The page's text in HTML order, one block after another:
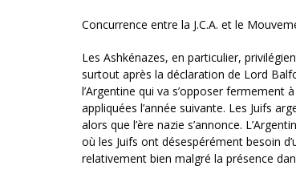
Concurrence entre la J.C.A. et le
Les Ashkénazes, en particulier,
surtout après la déclaration de Lord
l’Argentine qui va s’opposer fermement
appliquées l’année suivante. Les Juifs
alors que l’ère nazie s’annonce.
où les Juifs ont désespérément besoin
relativement bien malgré la présence